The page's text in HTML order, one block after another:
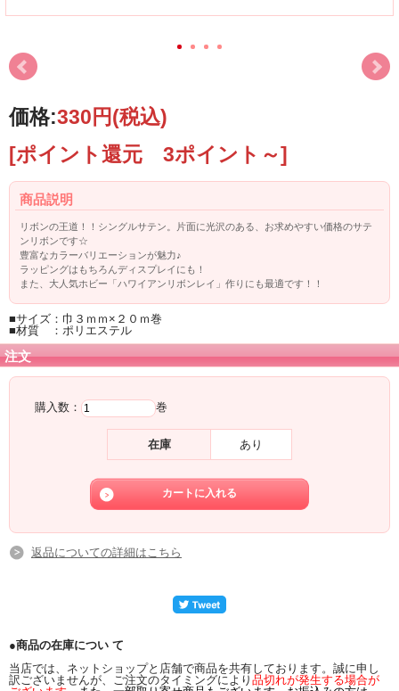
価格:330円(税込)
[ポイント還元 3ポイント～]
商品説明
リボンの王道！！シングルサテン。片面に光沢のある、お求めやすい価格のサテ
ンリボンです☆
豊富なカラーバリエーションが魅力♪
ラッピングはもちろんディスプレイにも！
また、大人気ホビー「ハワイアンリボンレイ」作りにも最適です！！
■サイズ：巾３ｍｍ×２０ｍ巻
■材質 ：ポリエステル
注文
購入数： 巻
在庫 あり
返品についての詳細はこちら
●商品の在庫につい て
当店では、ネットショップと店舗で商品を共有しております。誠に申し
訳ございませんが、ご注文のタイミングにより 品切れが発生する場合が